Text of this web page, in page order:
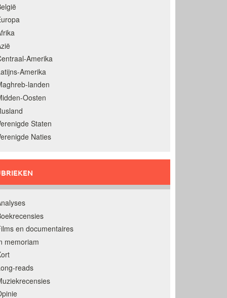
Amerika
Amerika
landen
Oosten
Staten
Naties
en documentaires
memoriam
reads